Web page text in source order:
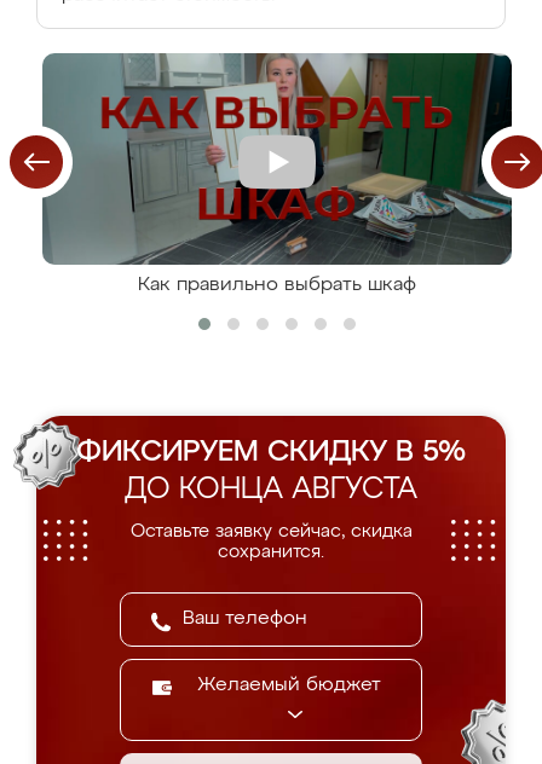
Как правильно выбрать шкаф
ФИКСИРУЕМ СКИДКУ В 5%
ДО КОНЦА АВГУСТА
Оставьте заявку сейчас, скидка
сохранится.
Желаемый бюджет